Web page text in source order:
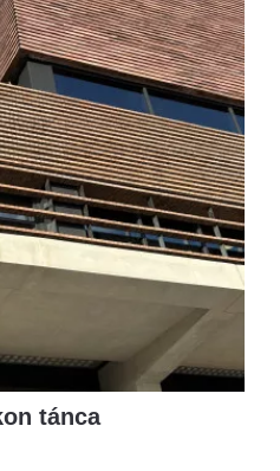
tánca